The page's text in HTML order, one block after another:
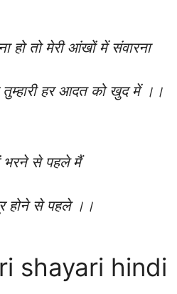
हो तो मेरी आंखों में संवारना
हर आदत को खुद में ।।
भरने से पहले मैं
होने से पहले ।।
shayari hindi